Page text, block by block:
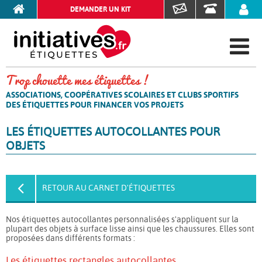
DEMANDER UN KIT
Trop chouette mes étiquettes !
ASSOCIATIONS, COOPÉRATIVES SCOLAIRES ET CLUBS SPORTIFS
DES ÉTIQUETTES POUR FINANCER VOS PROJETS
LES ÉTIQUETTES AUTOCOLLANTES POUR
OBJETS
RETOUR AU CARNET D'ÉTIQUETTES
Nos étiquettes autocollantes personnalisées s'appliquent sur la
plupart des objets à surface lisse ainsi que les chaussures. Elles sont
proposées dans différents formats :